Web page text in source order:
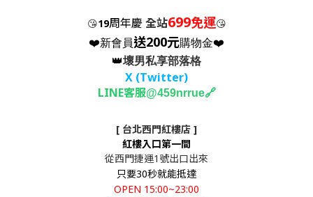
😘19周年慶 全站699免運😘
❤️新會員送200元購物金❤️
👑壞男私享部落格
X (Twitter)
LINE客服@459nrrue🔗
[ 台北西門紅樓店 ]
紅樓入口第一間
從西門捷運1號出口出來
只要30秒就能抵達
OPEN 15:00~23:00